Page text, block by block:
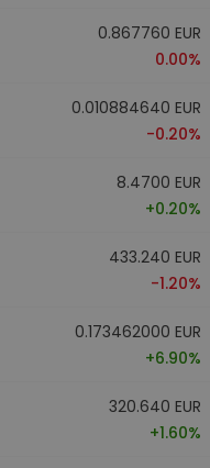
0.867760 EUR
0.00%
0.010884640 EUR
-0.20%
8.4700 EUR
+0.20%
433.240 EUR
-1.20%
0.173462000 EUR
+6.90%
320.640 EUR
+1.60%